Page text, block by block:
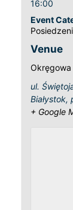
16:00
Event
Venue
Okręgowa
ul.
Białystok,
+ Google